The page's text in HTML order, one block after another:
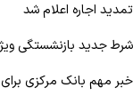
تمدید اجاره اعلام شد
شرط جدید بازنشستگی
خبر مهم بانک مرکزی